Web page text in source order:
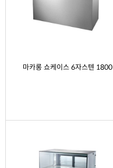
마카롱 쇼케이스 6자스텐 1800